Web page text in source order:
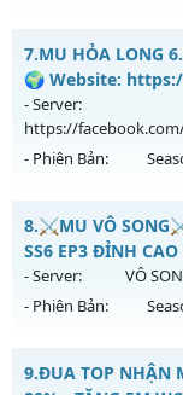
Thể loại: Mu
Antihack:
MU HỎA LONG 1
Mu mới ra tháng
https://
27/07/2626
Exp: 99999x - Drop:
Thể loại: Mu
Antihack: XShield
7.MU HỎA LONG
🌍 Website:
- Server:
https://
- Phiên Bản:
MU HỎA LONG
Mu mới ra tháng
https://
30/07/2626
Kiểu reset: Non
8.⚔️MU VÔ
SS6 EP3 ĐỈNH
- Server: VÔ
- Phiên Bản:
⚔️MU VÔ SONG⚔️ -
9.ĐUA TOP NHẬN